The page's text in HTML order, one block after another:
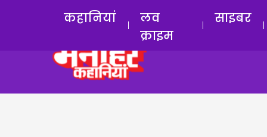
कहानियां
लव
क्राइम
साइबर